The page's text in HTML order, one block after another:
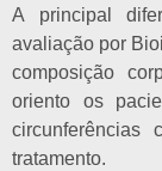
A principal
avaliação por
composição
oriento os
circunferências
tratamento.